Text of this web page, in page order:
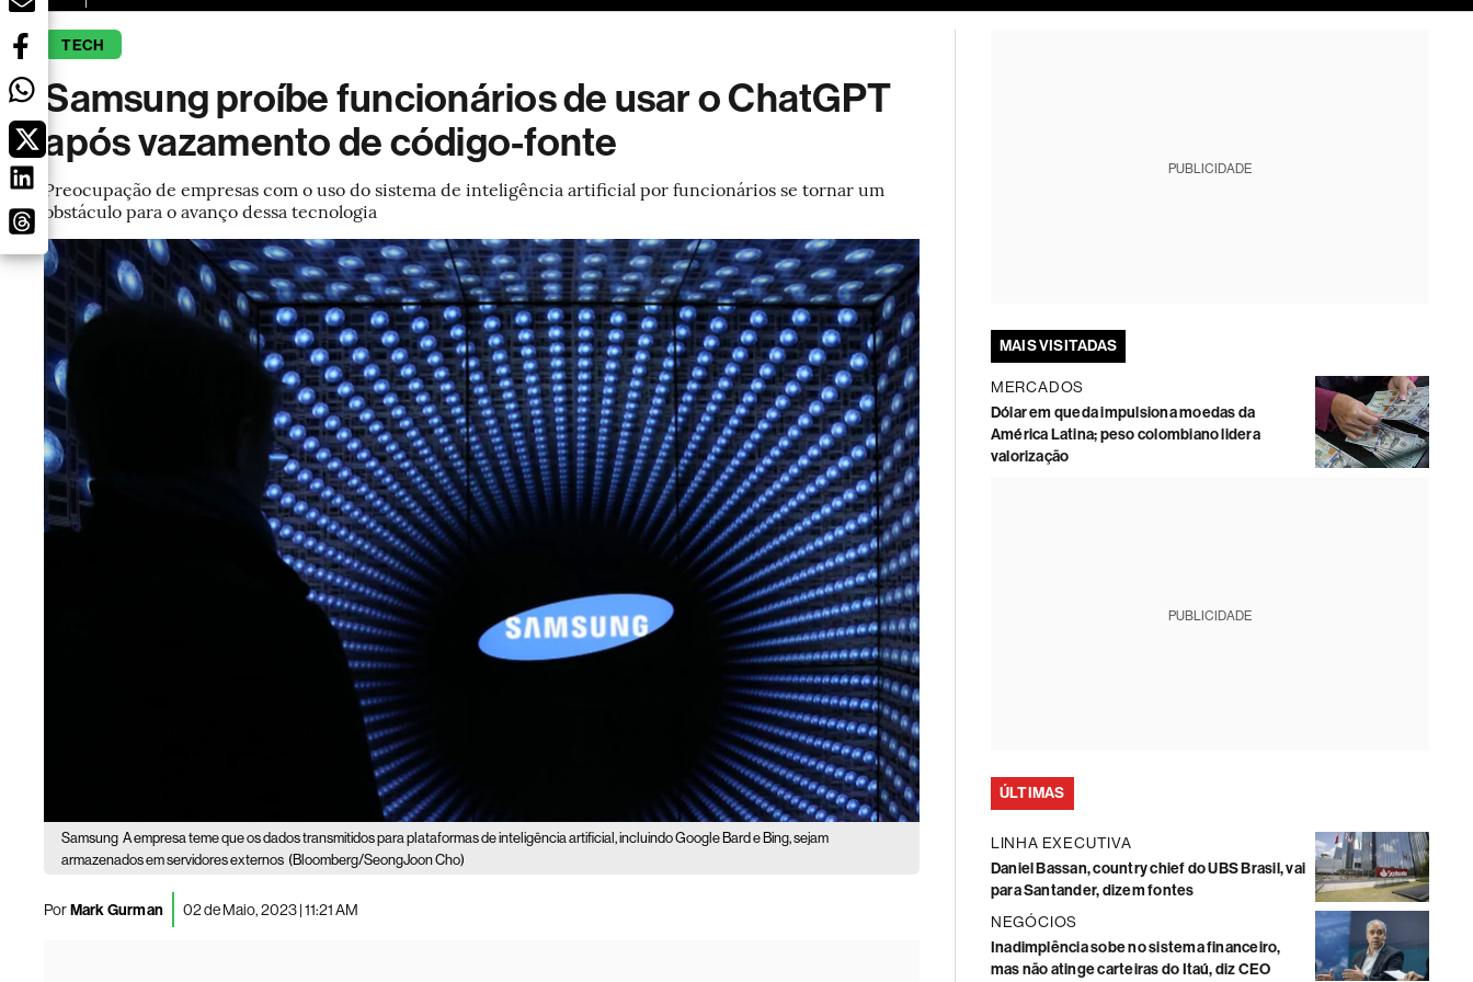
TECH
Samsung proíbe funcionários de usar o ChatGPT
após vazamento de código-fonte
Preocupação de empresas com o uso do sistema de inteligência artificial por funcionários se tornar um
obstáculo para o avanço dessa tecnologia
Samsung A empresa teme que os dados transmitidos para plataformas de inteligência artificial, incluindo Google Bard e Bing, sejam
armazenados em servidores externos (Bloomberg/SeongJoon Cho)
PorMark Gurman 02 de Maio, 2023 | 11:21 AM
PUBLICIDADE
MAIS VISITADAS
MERCADOS
Dólar em queda impulsiona moedas da
América Latina; peso colombiano lidera
valorização
PUBLICIDADE
ÚLTIMAS
LINHA EXECUTIVA
Daniel Bassan, country chief do UBS Brasil, vai
para Santander, dizem fontes
NEGÓCIOS
Inadimplência sobe no sistema financeiro,
mas não atinge carteiras do Itaú, diz CEO